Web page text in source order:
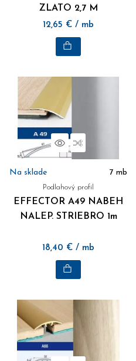
ZLATO 2,7 M
12,65 € / mb
NáhľadPorovnať
Na sklade 7 mb
Podlahový profil
EFFECTOR A49 NABEH
NALEP. STRIEBRO 1m
18,40 € / mb